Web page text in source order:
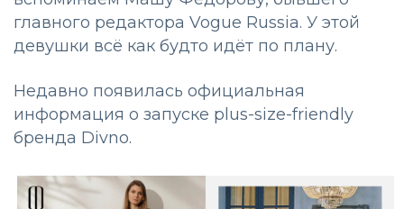
главного редактора Vogue Russia. У этой
девушки всё как будто идёт по плану.
Недавно появилась официальная
информация о запуске plus-size-friendly
бренда Divno.